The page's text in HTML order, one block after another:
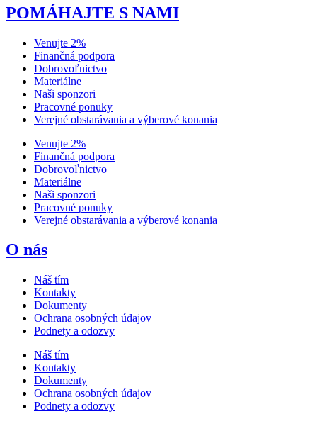
POMÁHAJTE S NAMI
Venujte 2%
Finančná podpora
Dobrovoľnictvo
Materiálne
Naši sponzori
Pracovné ponuky
Verejné obstarávania a výberové konania
Venujte 2%
Finančná podpora
Dobrovoľnictvo
Materiálne
Naši sponzori
Pracovné ponuky
Verejné obstarávania a výberové konania
O nás
Náš tím
Kontakty
Dokumenty
Ochrana osobných údajov
Podnety a odozvy
Náš tím
Kontakty
Dokumenty
Ochrana osobných údajov
Podnety a odozvy